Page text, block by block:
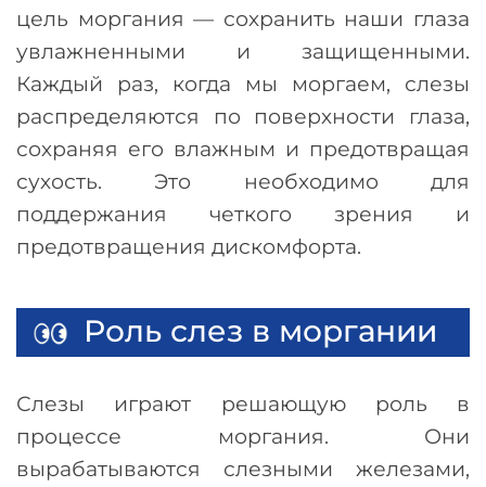
цель моргания— сохранить наши глаза
увлажненными и защищенными.
Каждый раз, когда мы моргаем, слезы
распределяются по поверхности глаза,
сохраняя его влажным и предотвращая
сухость. Это необходимо для
поддержания четкого зрения и
предотвращения дискомфорта.
Роль слез в моргании
Слезы играют решающую роль в
процессе моргания. Они
вырабатываются слезными железами,